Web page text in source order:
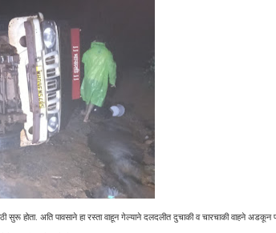
सुरू होता. अति पावसाने हा रस्ता वाहून गेल्याने दलदलीत दुचाकी व चारचाकी वाहने अडकून